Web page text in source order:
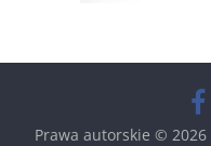
Prawa autorskie © 2026